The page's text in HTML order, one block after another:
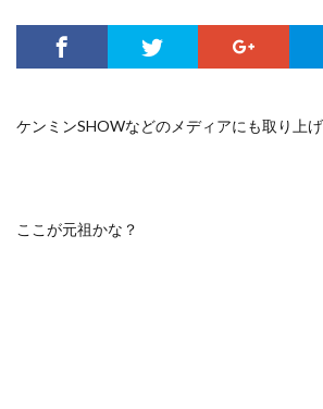
ケンミンSHOWなどのメディアにも取り上げ
ここが元祖かな？